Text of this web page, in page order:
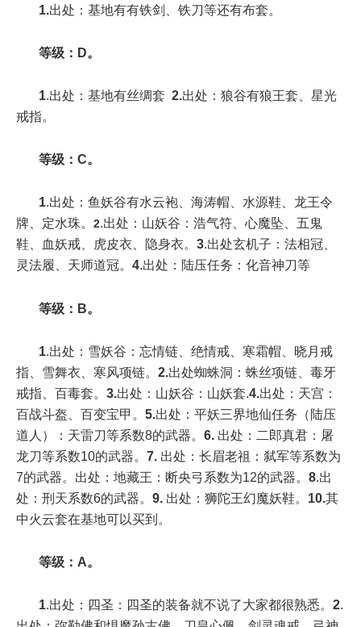
1.出处：基地有有铁剑、铁刀等还有布套。
等级：D。
1.出处：基地有丝绸套 2.出处：狼谷有狼王套、星光
戒指。
等级：C。
1.出处：鱼妖谷有水云袍、海涛帽、水源鞋、龙王令
牌、定水珠。 2.出处：山妖谷：浩气符、心魔坠、五鬼
鞋、血妖戒、虎皮衣、隐身衣。 3.出处玄机子：法相冠、
灵法履、天师道冠。 4.出处：陆压任务：化音神刀等
等级：B。
1.出处：雪妖谷：忘情链、绝情戒、寒霜帽、晓月戒
指、雪舞衣、寒风项链。 2.出处蜘蛛洞：蛛丝项链、毒牙
戒指、百毒套。 3.出处：山妖谷：山妖套.4.出处：天宫：
百战斗盔、百变宝甲。 5.出处：平妖三界地仙任务（陆压
道人）
：天雷刀等系数8的武器。 6. 出处：二郎真君 ：屠
龙刀等系数10的武器。 7. 出处：长眉老祖 ：弑军等系数为
7的武器。出处：地藏王 ：断央弓系数为12的武器。 8.出
处：刑天系数6的武器。 9. 出处：狮陀王幻魔妖鞋。 10.其
中火云套在基地可以买到。
等级： A。
1.出处：四圣：四圣的装备就不说了大家都很熟悉。 2.